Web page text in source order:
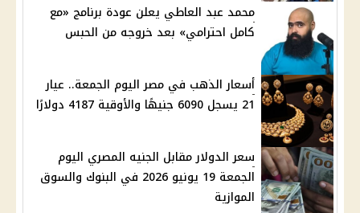
محمد عبد العاطي يعلن عودة برنامج «مع
كامل احترامي» بعد خروجه من الحبس
أسعار الذهب في مصر اليوم الجمعة.. عيار
21 يسجل 6090 جنيهًا والأوقية 4187 دولارًا
سعر الدولار مقابل الجنيه المصري اليوم
الجمعة 19 يونيو 2026 في البنوك والسوق
الموازية